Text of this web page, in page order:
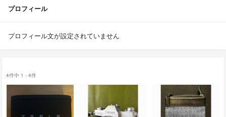
プロフィール
プロフィール文が設定されていません
4件中 1 - 4件